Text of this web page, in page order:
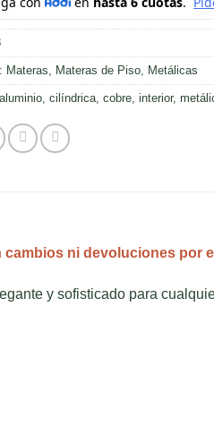
Materas Materas de Piso, Metálicas
aluminio, cilíndrica, cobre, interior,
cambios ni devoluciones por
y sofisticado para